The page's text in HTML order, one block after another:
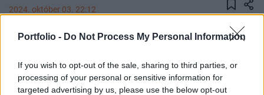
Portfolio - Do Not Process My Personal Information
If you wish to opt-out of the sale, sharing to third parties, or
processing of your personal or sensitive information for
targeted advertising by us, please use the below opt-out
2024. október 03. 22:12
Ma az ázsiai tőzsdéken vegyes volt a piaci
kínai ingatlanfejlesztőknél. Európára is átterjedt a
mérsékelten negatív befektetői légkör, estek az